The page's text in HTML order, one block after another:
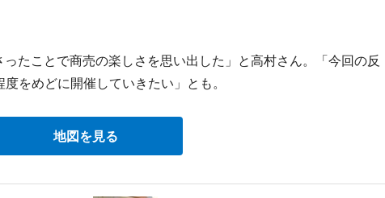
たことで商売の楽しさを思い出した」と高村さん。「今回の反
をめどに開催していきたい」とも。
地図を見る